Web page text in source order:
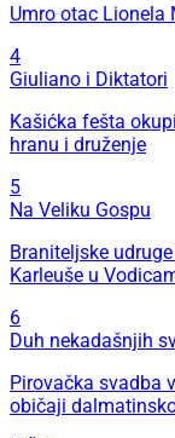
Umro otac Lionela
4
Giuliano i Diktatori
Kašićka fešta
hranu i druženje
5
Na Veliku Gospu
Braniteljske
Karleuše u
6
Duh nekadašnjih
Pirovačka svadba
običaji